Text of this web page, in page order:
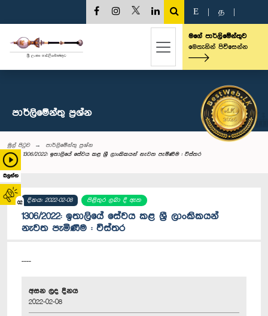
බලන්න
02
E த
මගේ පාර්ලිමේන්තුව
මෙතැනින් පිවිසෙන්න
පාර්ලි‌මේන්තු‌ ප්‍රශ්න
මුල් පිටුව
පාර්ලි‌මේන්තු‌ ප්‍රශ්න
1306/2022: ඉතාලියේ සේවය කළ ශ්‍රී ලාංකිකයන් නැවත පැමිණීම : විස්තර
දිනය: 2022-02-08 පිළිතුර ලබා දී ඇත
1306/2022: ඉතාලියේ සේවය කළ ශ්‍රී ලාංකිකයන්
නැවත පැමිණීම : විස්තර
----
අසන ලද දිනය
2022-02-08